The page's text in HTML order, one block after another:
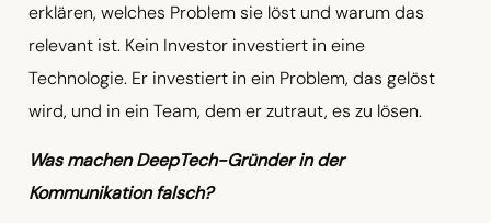
erklären, welches Problem sie löst und warum das
relevant ist. Kein Investor investiert in eine
Technologie. Er investiert in ein Problem, das gelöst
wird, und in ein Team, dem er zutraut, es zu lösen.
Was machen DeepTech-Gründer in der
Kommunikation falsch?